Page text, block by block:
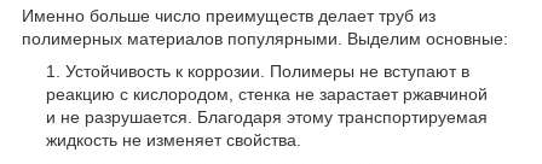
Именно больше число преимуществ делает труб из
полимерных материалов популярными. Выделим основные:
Устойчивость к коррозии. Полимеры не вступают в
реакцию с кислородом, стенка не зарастает ржавчиной
и не разрушается. Благодаря этому транспортируемая
жидкость не изменяет свойства.